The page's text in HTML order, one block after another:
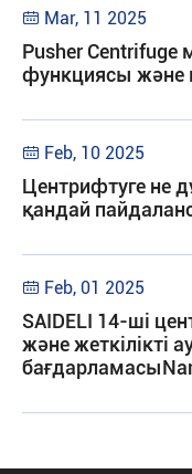
 Mar, 11 2025
Pusher
функциясы және
 Feb, 10 2025
Центрифтуге не
қандай
 Feb, 01 2025
SAIDELI 14-ші
және жеткілікті